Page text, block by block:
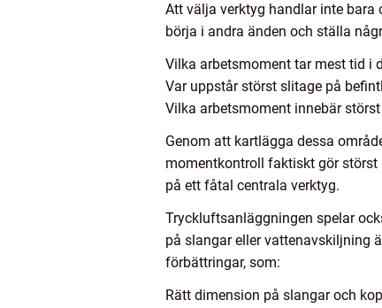
Att välja verktyg handlar inte
börja i andra änden och ställa
Vilka arbetsmoment tar mest tid i
Var uppstår störst slitage på
Vilka arbetsmoment innebär
Genom att kartlägga dessa
momentkontroll faktiskt gör
på ett fåtal centrala verktyg.
Tryckluftsanläggningen spelar
på slangar eller vattenavskiljning
förbättringar, som:
Rätt dimension på slangar och